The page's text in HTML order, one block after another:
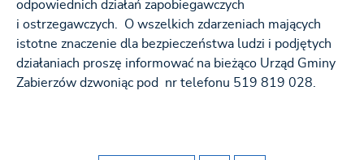
odpowiednich działań zapobiegawczych
i ostrzegawczych. O wszelkich zdarzeniach mających
istotne znaczenie dla bezpieczeństwa ludzi i podjętych
działaniach proszę informować na bieżąco Urząd Gminy
Zabierzów dzwoniąc pod nr telefonu 519 819 028.